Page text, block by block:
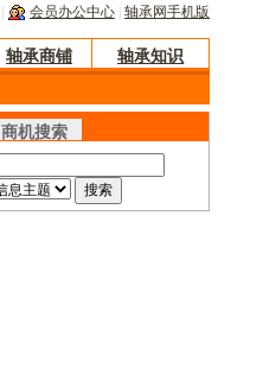
会员办公中心 轴承网手机版
轴承商铺 轴承知识
商机搜索